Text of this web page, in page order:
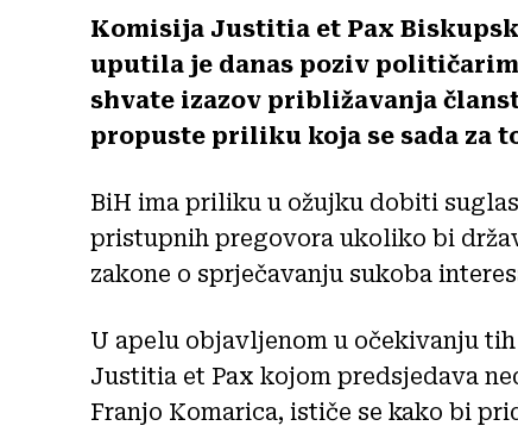
Komisija Justitia et Pax
uputila je danas poziv
shvate izazov približavanja
propuste priliku koja se sada za
BiH ima priliku u ožujku dobiti
pristupnih pregovora ukoliko bi
zakone o sprječavanju sukoba
U apelu objavljenom u očekivanju
Justitia et Pax kojom predsjedava
Franjo Komarica, ističe se kako bi